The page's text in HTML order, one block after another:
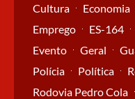
Cultura
Economia
Emprego
ES-164
Evento
Geral
Polícia
Política
Rodovia Pedro Cola